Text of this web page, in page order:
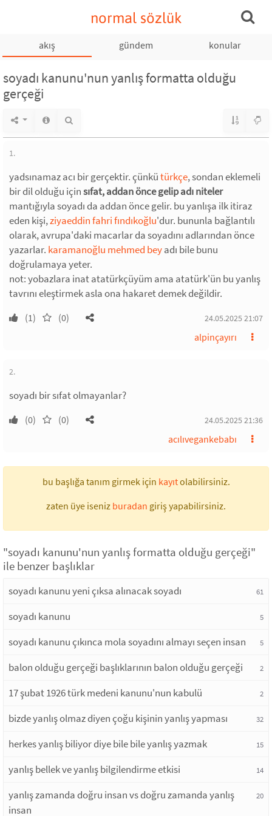
normal sözlük
akış gündem konular
soyadı kanunu'nun yanlış formatta olduğu
gerçeği
1.
yadsınamaz acı bir gerçektir. çünkütürkçe, sondan eklemeli
bir dil olduğu içinsıfat, addan önce gelip adı niteler
mantığıyla soyadı da addan önce gelir. bu yanlışa ilk itiraz
eden kişi,ziyaeddin fahri fındıkoğlu'dur. bununla bağlantılı
olarak, avrupa'daki macarlar da soyadını adlarından önce
yazarlar. karamanoğlu mehmed beyadı bile bunu
doğrulamaya yeter.
not: yobazlara inat atatürkçüyüm ama atatürk'ün bu yanlış
tavrını eleştirmek asla ona hakaret demek değildir.
(1) (0) 24.05.2025 21:07
alpinçayırı
2.
soyadı bir sıfat olmayanlar?
(0) (0) 24.05.2025 21:36
acılıvegankebabı
bu başlığa tanım girmek için kayıtolabilirsiniz.
zaten üye iseniz buradan giriş yapabilirsiniz.
"soyadı kanunu'nun yanlış formatta olduğu gerçeği"
ile benzer başlıklar
soyadı kanunu yeni çıksa alınacak soyadı 61
soyadı kanunu 5
soyadı kanunu çıkınca mola soyadını almayı seçen insan 5
balon olduğu gerçeği başlıklarının balon olduğu gerçeği 2
17 şubat 1926 türk medeni kanunu'nun kabulü 2
bizde yanlış olmaz diyen çoğu kişinin yanlış yapması 32
herkes yanlış biliyor diye bile bile yanlış yazmak 15
yanlış bellek ve yanlış bilgilendirme etkisi 14
yanlış zamanda doğru insan vs doğru zamanda yanlış
insan
20